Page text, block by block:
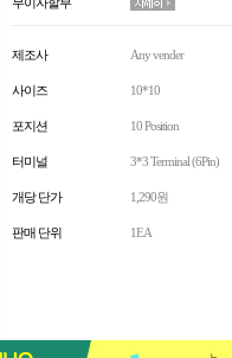
제조사 Any vender
사이즈 10*10
포지션 10 Position
터미널 3*3 Terminal (6Pin)
개당 단가 1,290원
판매 단위 1EA